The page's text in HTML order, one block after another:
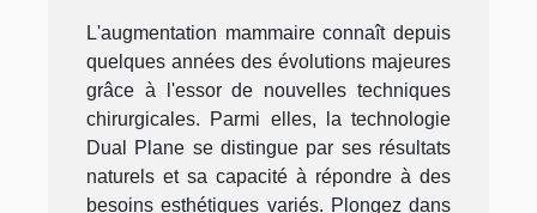
mammaire ?
L'augmentation mammaire connaît depuis
quelques années des évolutions majeures
grâce à l'essor de nouvelles techniques
chirurgicales. Parmi elles, la technologie
Dual Plane se distingue par ses résultats
naturels et sa capacité à répondre à des
besoins esthétiques variés. Plongez dans